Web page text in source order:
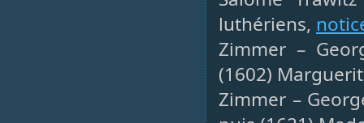
luthériens,
Zimmer –
(1602)
Zimmer –